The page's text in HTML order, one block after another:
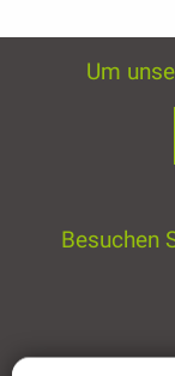
Um
Besuchen